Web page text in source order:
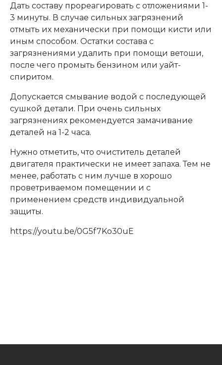
Дать составу прореагировать с отложениями 1-
3 минуты. В случае сильных загрязнений
отмыть их механически при помощи кисти или
иным способом. Остатки состава с
загрязнениями удалить при помощи ветоши,
после чего промыть бензином или уайт-
спиритом.
Допускается смывание водой с последующей
сушкой детали. При очень сильных
загрязнениях рекомендуется замачивание
деталей на 1-2 часа.
Нужно отметить, что очиститель деталей
двигателя практически не имеет запаха. Тем не
менее, работать с ним лучше в хорошо
проветриваемом помещении и с
применением средств индивидуальной
защиты.
https://youtu.be/0G5f7Ko30uE